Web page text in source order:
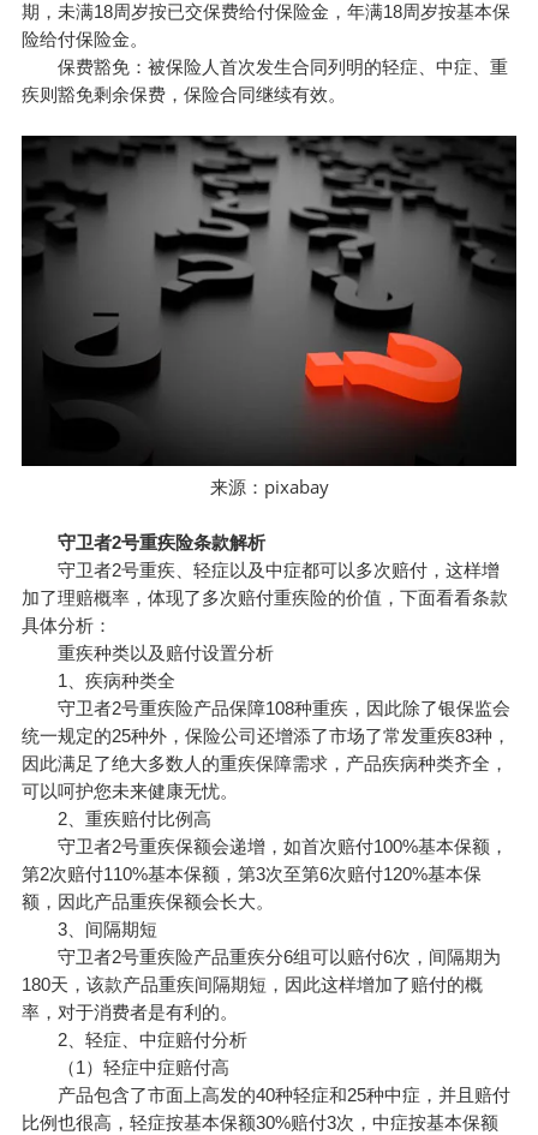
期，未满18周岁按已交保费给付保险金，年满18周岁按基本保
险给付保险金。
保费豁免：被保险人首次发生合同列明的轻症、中症、重
疾则豁免剩余保费，保险合同继续有效。
来源： pixabay
守卫者2号重疾险条款解析
守卫者2号重疾、轻症以及中症都可以多次赔付，这样增
加了理赔概率，体现了多次赔付重疾险的价值，下面看看条款
具体分析：
重疾种类以及赔付设置分析
1、疾病种类全
守卫者2号重疾险产品保障108种重疾，因此除了银保监会
统一规定的25种外，保险公司还增添了市场了常发重疾83种，
因此满足了绝大多数人的重疾保障需求，产品疾病种类齐全，
可以呵护您未来健康无忧。
2、重疾赔付比例高
守卫者2号重疾保额会递增，如首次赔付100%基本保额，
第2次赔付110%基本保额，第3次至第6次赔付120%基本保
额，因此产品重疾保额会长大。
3、间隔期短
守卫者2号重疾险产品重疾分6组可以赔付6次，间隔期为
180天，该款产品重疾间隔期短，因此这样增加了赔付的概
率，对于消费者是有利的。
2、轻症、中症赔付分析
（1）轻症中症赔付高
产品包含了市面上高发的40种轻症和25种中症，并且赔付
比例也很高，轻症按基本保额30%赔付3次，中症按基本保额